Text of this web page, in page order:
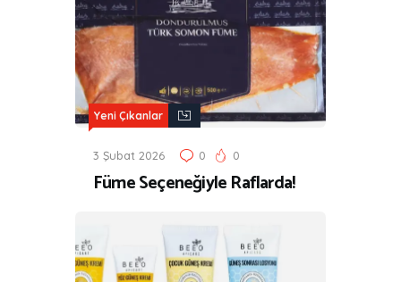
Yeni Çıkanlar
3 Şubat 2026 0 0
Füme Seçeneğiyle Raflarda!